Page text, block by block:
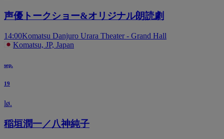
声優トークショー&オリジナル朗読劇
14:00Komatsu Danjuro Urara Theater - Grand Hall
Komatsu, JP, Japan
sep.
19
lø.
稲垣潤一／八神純子